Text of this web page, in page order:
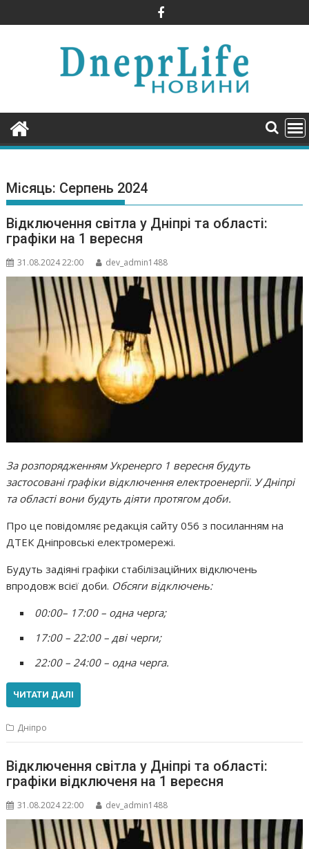
to
Місяць: Серпень 2024
Відключення світла у Дніпрі та області:
графіки на 1 вересня
31.08.2024 22:00 dev_admin1488
За розпорядженням Укренерго 1 вересня будуть
застосовані графіки відключення електроенергії. У Дніпрі
та області вони будуть діяти протягом доби.
Про це повідомляє редакція сайту 056 з посиланням на
ДТЕК Дніпровські електромережі.
Будуть задіяні графіки стабілізаційних відключень
впродовж всієї доби. Обсяги відключень:
00:00– 17:00 – одна черга;
17:00 – 22:00 – дві черги;
22:00 – 24:00 – одна черга.
ЧИТАТИ ДАЛІ
Дніпро
Відключення світла у Дніпрі та області:
графіки відключеня на 1 вересня
31.08.2024 22:00 dev_admin1488